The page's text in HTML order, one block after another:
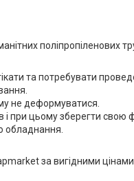
поліпропіленових
та потребувати
не деформуватися.
і при цьому зберегти свою
обладнання.
за вигідними цінами.